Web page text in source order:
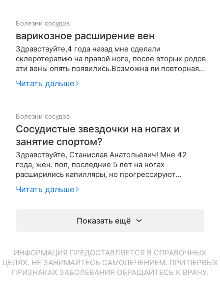
Болезни сосудов
варикозное расширение вен
Здравствуйте,4 года назад мне сделали
склеротерапию на правой ноге, после вторых родов
эти вены опять появились.Возможна ли повторная
склеротерапия? Ноги сейчас не болят.Возможно ли
это во время лактации?
Читать дальше
Болезни сосудов
Сосудистые звездочки на ногах и
занятие спортом?
Здравствуйте, Станислав Анатольевич! Мне 42
года, жен. пол, последние 5 лет на ногах
расширились капилляры, но прогрессируют
медленно. Т.к. работа в основном сидячая, и
последние 10 стоит д-з остеохондроз, купила
Читать дальше
Показать ещё
ИНФОРМАЦИЯ ПРЕДОСТАВЛЯЕТСЯ В СПРАВОЧНЫХ
ЦЕЛЯХ. НЕ ЗАНИМАЙТЕСЬ САМОЛЕЧЕНИЕМ. ПРИ ПЕРВЫХ
ПРИЗНАКАХ ЗАБОЛЕВАНИЯ ОБРАЩАЙТЕСЬ К ВРАЧУ.